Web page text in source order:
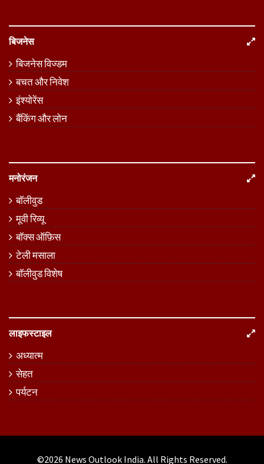
बिजनेस
बिजनेस विज्डम
बचत और निवेश
इंश्योरेंस
बैंकिंग और लोन
मनोरंजन
बॉलीवुड
मूवी रिव्यू
बॉक्स ऑफ़िस
टेली मसाला
बॉलीवुड विशेष
लाइफस्टाइल
अध्यात्म
सेहत
पर्यटन
©2026 News Outlook India. All Rights Reserved.